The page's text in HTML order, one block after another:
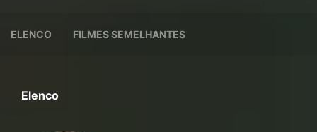
ELENCO FILMES SEMELHANTES
Elenco